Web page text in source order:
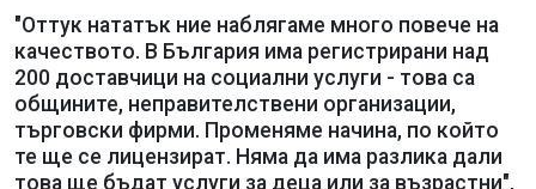
"Оттук нататък ние наблягаме много повече на
качеството. В България има регистрирани над
200 доставчици на социални услуги - това са
общините, неправителствени организации,
търговски фирми. Променяме начина, по който
те ще се лицензират. Няма да има разлика дали
това ще бъдат услуги за деца или за възрастни",